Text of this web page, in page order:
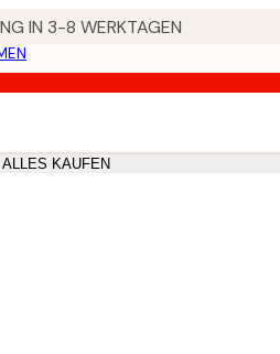
IN 3-8 WERKTAGEN
ALLES KAUFEN